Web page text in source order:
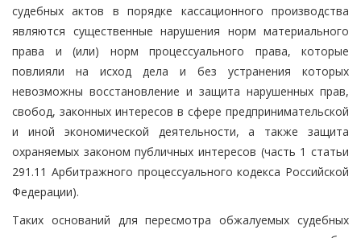
судебных актов в порядке кассационного производства
являются существенные нарушения норм материального
права и (или) норм процессуального права, которые
повлияли на исход дела и без устранения которых
невозможны восстановление и защита нарушенных прав,
свобод, законных интересов в сфере предпринимательской
и иной экономической деятельности, а также защита
охраняемых законом публичных интересов (часть 1 статьи
291.11 Арбитражного процессуального кодекса Российской
Федерации).
Таких оснований для пересмотра обжалуемых судебных